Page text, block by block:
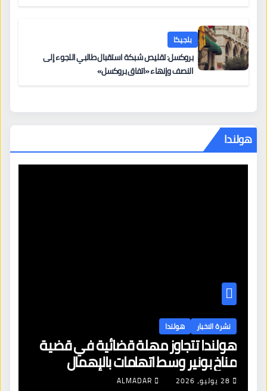
بلجيكا
بروكسل: تقليص شبكة استقبال طالبي اللجوء إلى
النصف وإنهاء «اتفاق بروكسل»
هولندا
نشرة الاخبار هولندا
هولندا تتجاوز مهلة قضائية في قضية
مناخ بونير وسط اتهامات بالإهمال
28 يوليو، 2026 ALMADAR